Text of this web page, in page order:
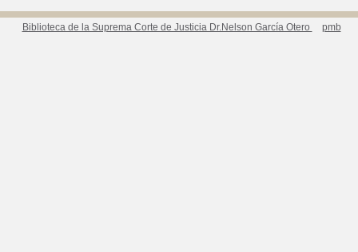
Biblioteca de la Suprema Corte de Justicia Dr.Nelson García Otero pmb